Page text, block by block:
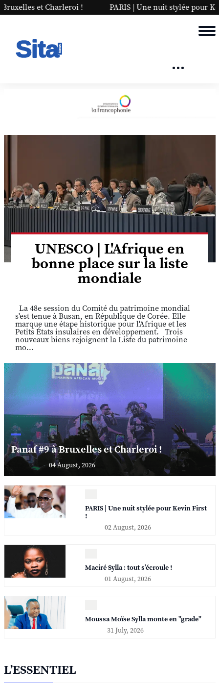
PARIS | Une nuit stylée pour Kevin First !
UNESCO | L'Afrique en
bonne place sur la liste
mondiale
La 48e session du Comité du patrimoine mondial
s'est tenue à Busan, en République de Corée. Elle
marque une étape historique pour l'Afrique et les
Petits États insulaires en développement. Trois
nouveaux biens rejoignent la Liste du patrimoine
mo...
Panaf #9 à Bruxelles et Charleroi !
04 August, 2026
PARIS | Une nuit stylée pour Kevin First
!
02 August, 2026
Maciré Sylla : tout s’écroule !
01 August, 2026
Moussa Moïse Sylla monte en "grade"
31 July, 2026
L’ESSENTIEL